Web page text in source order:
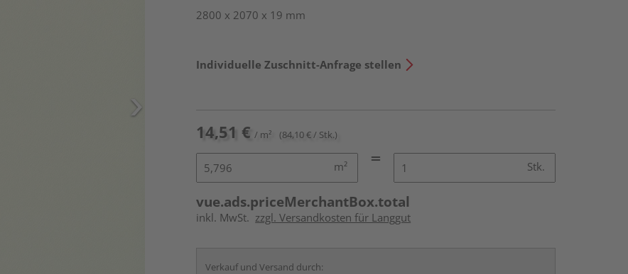
2800 x 2070 x 19 mm
Individuelle Zuschnitt-Anfrage stellen
14,51 € / m² (84,10 € / Stk.)
m² Stk.
vue.ads.priceMerchantBox.total
inkl. MwSt. zzgl. Versandkosten für Langgut
Verkauf und Versand durch: